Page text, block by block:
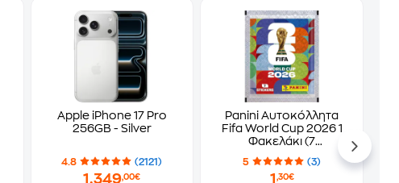
Apple iPhone 17 Pro
256GB - Silver
4.8 (2121)
1.349,00€
Panini Αυτοκόλλητα
Fifa World Cup 2026 1
Φακελάκι (7
Αυτοκόλλητα)
5 (3)
1 ,30€